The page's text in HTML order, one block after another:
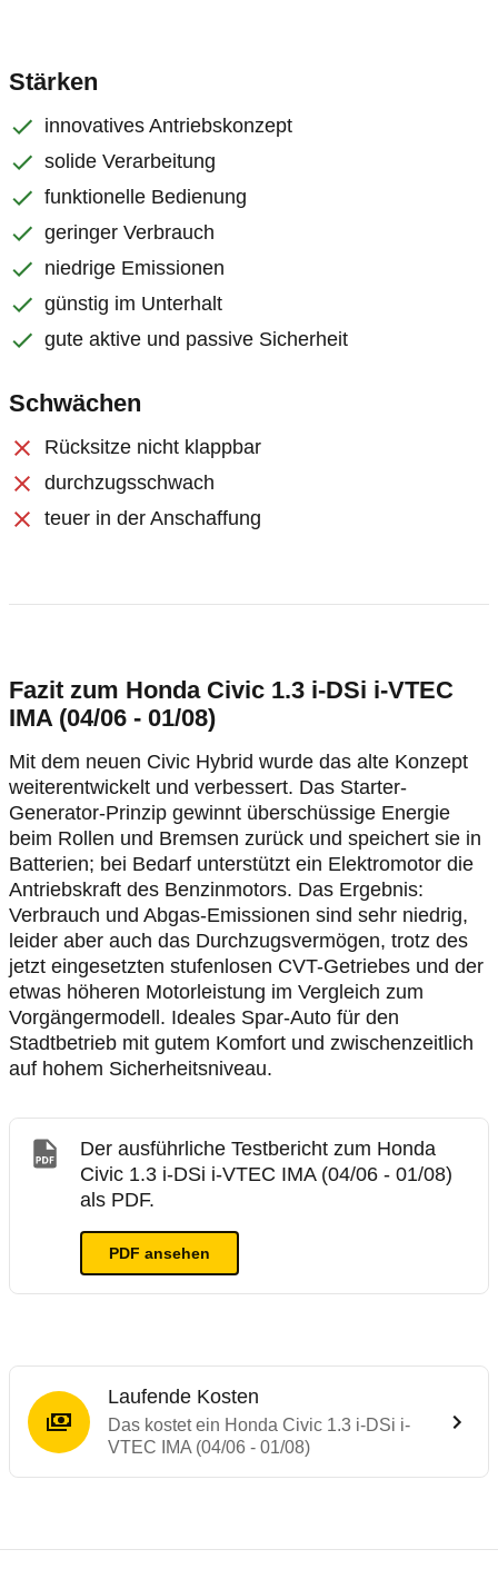
Stärken
innovatives Antriebskonzept
solide Verarbeitung
funktionelle Bedienung
geringer Verbrauch
niedrige Emissionen
günstig im Unterhalt
gute aktive und passive Sicherheit
Schwächen
Rücksitze nicht klappbar
durchzugsschwach
teuer in der Anschaffung
Fazit zum Honda Civic 1.3 i-DSi i-VTEC
IMA (04/06 - 01/08)
Mit dem neuen Civic Hybrid wurde das alte Konzept
weiterentwickelt und verbessert. Das Starter-
Generator-Prinzip gewinnt überschüssige Energie
beim Rollen und Bremsen zurück und speichert sie in
Batterien; bei Bedarf unterstützt ein Elektromotor die
Antriebskraft des Benzinmotors. Das Ergebnis:
Verbrauch und Abgas-Emissionen sind sehr niedrig,
leider aber auch das Durchzugsvermögen, trotz des
jetzt eingesetzten stufenlosen CVT-Getriebes und der
etwas höheren Motorleistung im Vergleich zum
Vorgängermodell. Ideales Spar-Auto für den
Stadtbetrieb mit gutem Komfort und zwischenzeitlich
auf hohem Sicherheitsniveau.
Der ausführliche Testbericht zum Honda
Civic 1.3 i-DSi i-VTEC IMA (04/06 - 01/08)
als PDF.
PDF ansehen
Laufende Kosten
Das kostet ein Honda Civic 1.3 i-DSi i-
VTEC IMA (04/06 - 01/08)